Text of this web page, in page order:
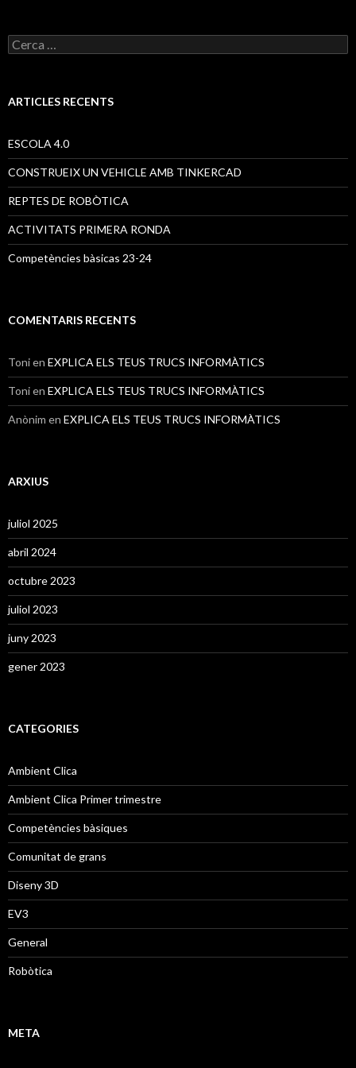
C
e
a
ARTICLES RECENTS
ESCOLA 4.0
CONSTRUEIX UN VEHICLE AMB TINKERCAD
REPTES DE ROBÒTICA
ACTIVITATS PRIMERA RONDA
Competències bàsicas 23-24
COMENTARIS RECENTS
Tonien EXPLICA ELS TEUS TRUCS INFORMÀTICS
Tonien EXPLICA ELS TEUS TRUCS INFORMÀTICS
Anònim en EXPLICA ELS TEUS TRUCS INFORMÀTICS
ARXIUS
juliol 2025
abril 2024
octubre 2023
juliol 2023
juny 2023
gener 2023
CATEGORIES
Ambient Clica
Ambient Clica Primer trimestre
Competències bàsiques
Comunitat de grans
Diseny 3D
EV3
General
Robòtica
META